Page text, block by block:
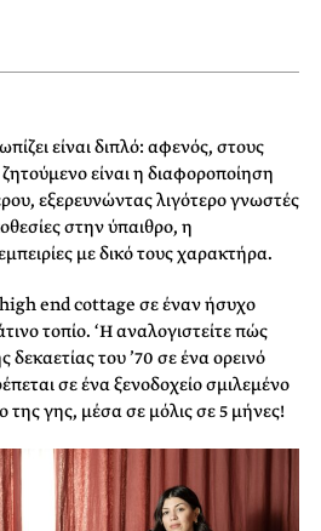
είναι διπλό: αφενός, στους
είναι η διαφοροποίηση
εξερευνώντας λιγότερο γνωστές
στην ύπαιθρο, η
με δικό τους χαρακτήρα.
end cottage σε έναν ήσυχο
τοπίο. ‘Η αναλογιστείτε πώς
του ’70 σε ένα ορεινό
σε ένα ξενοδοχείο σμιλεμένο
της γης, μέσα σε μόλις σε 5 μήνες!